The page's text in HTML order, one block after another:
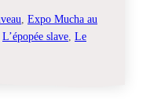
Expo Mucha au
L’épopée slave Le